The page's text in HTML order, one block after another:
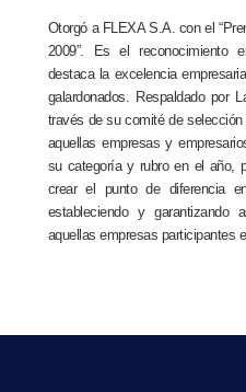
Otorgó a FLEXA S.A. con el
2009”. Es el reconocimiento
destaca la excelencia
galardonados. Respaldado por
través de su comité de
aquellas empresas y
su categoría y rubro en el año,
crear el punto de diferencia
estableciendo y garantizando
aquellas empresas participantes